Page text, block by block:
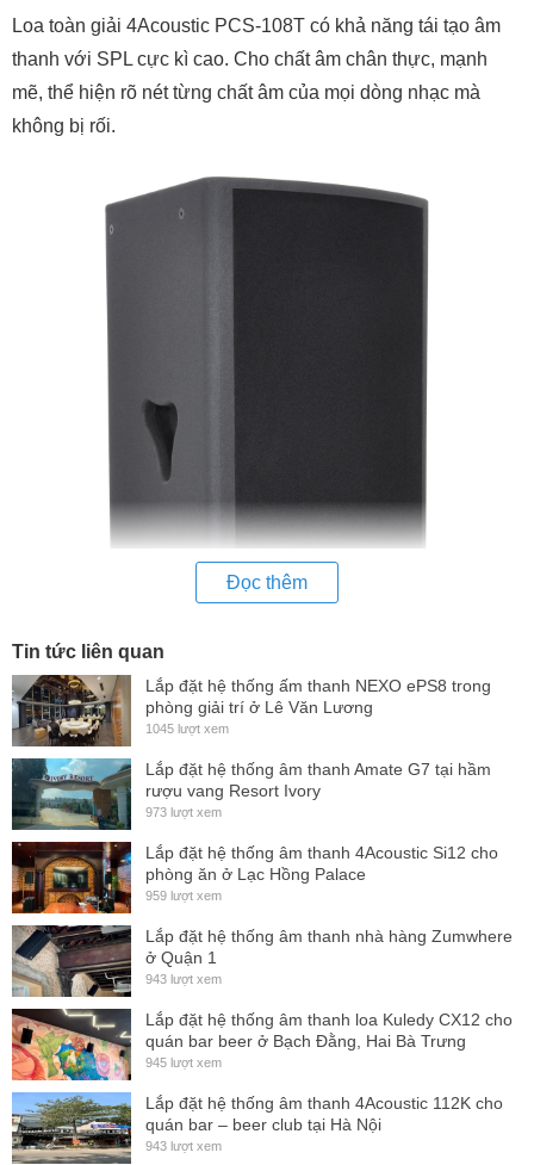
Loa toàn giải 4Acoustic PCS-108T có khả năng tái tạo âm
thanh với SPL cực kì cao. Cho chất âm chân thực, mạnh
mẽ, thể hiện rõ nét từng chất âm của mọi dòng nhạc mà
không bị rối.
Loa 4Acoustic PCS-108T cócô ng suất liên tục 500W và có
thể đạt cực đại lên đến 1000W phù hợp sử dụng trong các
phòng karaoke gia đình với diện tích lớn, các phòng
karaoke kinh doanh, hội trường, sân khấu,...
PCS-108T được cấu tạo bởi loa bass 8 inches và treble 1
inches được thiết kế tỉ mỉ, chắc chắn.
Màng loa, gân loa được làm từ những linh kiện cao cấp
nhất giúp loa có thể hoạt động bền bỉ. Cho âm thanh ra loa
mượt mà, chắc tiếng.
Đọc thêm
Tin tức liên quan
Lắp đặt hệ thống ấm thanh NEXO ePS8 trong
phòng giải trí ở Lê Văn Lương
1045 lượt xem
Lắp đặt hệ thống âm thanh Amate G7 tại hầm
rượu vang Resort Ivory
973 lượt xem
Lắp đặt hệ thống âm thanh 4Acoustic Si12 cho
phòng ăn ở Lạc Hồng Palace
959 lượt xem
Lắp đặt hệ thống âm thanh nhà hàng Zumwhere
ở Quận 1
943 lượt xem
Lắp đặt hệ thống âm thanh loa Kuledy CX12 cho
quán bar beer ở Bạch Đằng, Hai Bà Trưng
945 lượt xem
Lắp đặt hệ thống âm thanh 4Acoustic 112K cho
quán bar – beer club tại Hà Nội
943 lượt xem